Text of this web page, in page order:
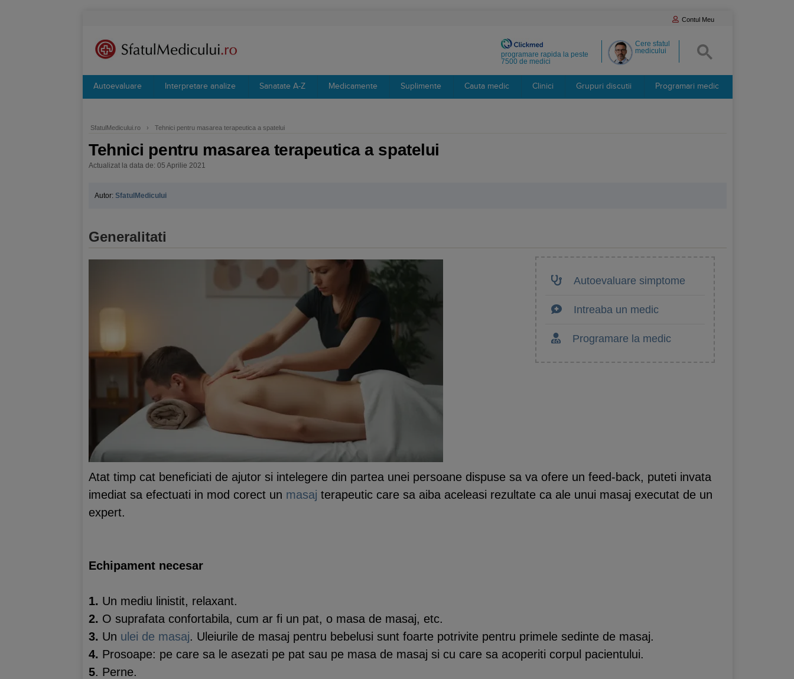
Contul Meu
Cere sfatul
medicului
programare rapida la peste
7500 de medici
Autoevaluare Interpretare analize Sanatate A-Z Medicamente Suplimente Cauta medic Clinici Grupuri discutii Programari medic
SfatulMedicului.ro › Tehnici pentru masarea terapeutica a spatelui
Tehnici pentru masarea terapeutica a spatelui
Actualizat la data de: 05 Aprilie 2021
Autor: SfatulMedicului
Generalitati
Autoevaluare simptome
Intreaba un medic
Programare la medic
Atat timp cat beneficiati de ajutor si intelegere din partea unei persoane dispuse sa va ofere un feed-back, puteti invata
imediat sa efectuati in mod corect un masaj terapeutic care sa aiba aceleasi rezultate ca ale unui masaj executat de un
expert.
Echipament necesar
1. Un mediu linistit, relaxant.
2. O suprafata confortabila, cum ar fi un pat, o masa de masaj, etc.
3. Un ulei de masaj. Uleiurile de masaj pentru bebelusi sunt foarte potrivite pentru primele sedinte de masaj.
4. Prosoape: pe care sa le asezati pe pat sau pe masa de masaj si cu care sa acoperiti corpul pacientului.
5. Perne.